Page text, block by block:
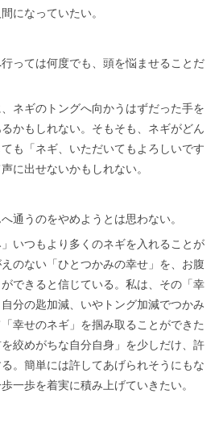
になっていたい。
っては何度でも、頭を悩ませることだ
ネギのトングへ向かうはずだった手を
かもしれない。そもそも、ネギがどん
も「ネギ、いただいてもよろしいです
に出せないかもしれない。
通うのをやめようとは思わない。
いつもより多くのネギを入れることが
のない「ひとつかみの幸せ」を、お腹
できると信じている。私は、その「幸
分の匙加減、いやトング加減でつかみ
幸せのネギ」を掴み取ることができた
絞めがちな自分自身」を少しだけ、許
。簡単には許してあげられそうにもな
一歩を着実に積み上げていきたい。